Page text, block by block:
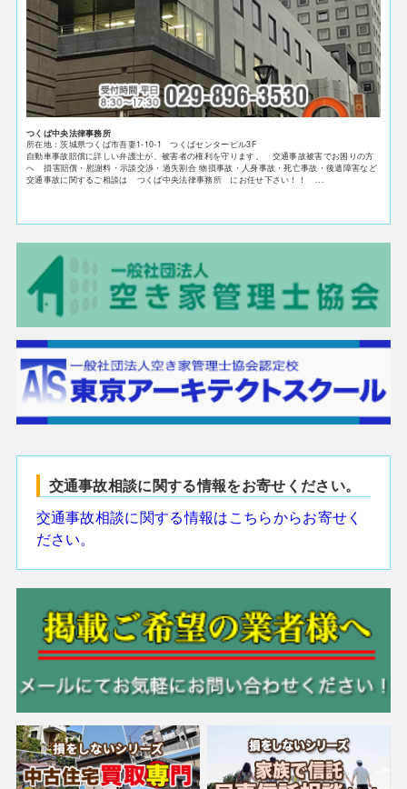
つくば中央法律事務所
所在地：茨城県つくば市吾妻1-10-1 つくばセンタービル3F
自動車事故賠償に詳しい弁護士が、被害者の権利を守ります。 交通事故被害でお困りの方
へ 損害賠償・慰謝料・示談交渉・過失割合 物損事故・人身事故・死亡事故・後遺障害など
交通事故に関するご相談は つくば中央法律事務所 にお任せ下さい！！ ...
交通事故相談に関する情報をお寄せください。
交通事故相談に関する情報はこちらからお寄せく
ださい。